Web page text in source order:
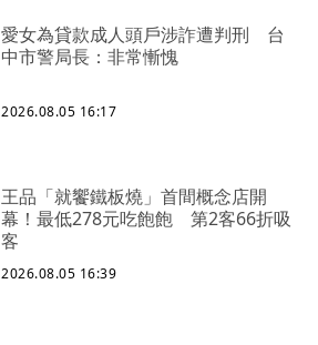
愛女為貸款成人頭戶涉詐遭判刑 台
中市警局長：非常慚愧
2026.08.05 16:17
王品「就饗鐵板燒」首間概念店開
幕！最低278元吃飽飽 第2客66折吸
客
2026.08.05 16:39